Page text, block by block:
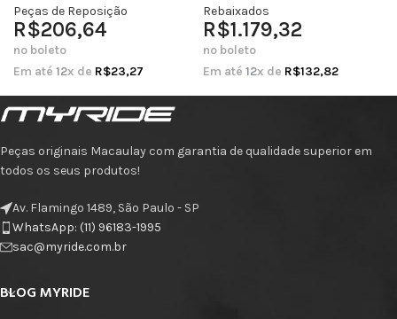
Peças de Reposição
R$206,64
no boleto
Em até 12x de R$23,27
Rebaixados
R$1.179,32
no boleto
Em até 12x de R$132,82
Peças originais Macaulay com garantia de qualidade superior em
todos os seus produtos!
Av. Flamingo 1489, São Paulo - SP
WhatsApp: (11) 96183-1995
sac@myride.com.br
BLOG MYRIDE